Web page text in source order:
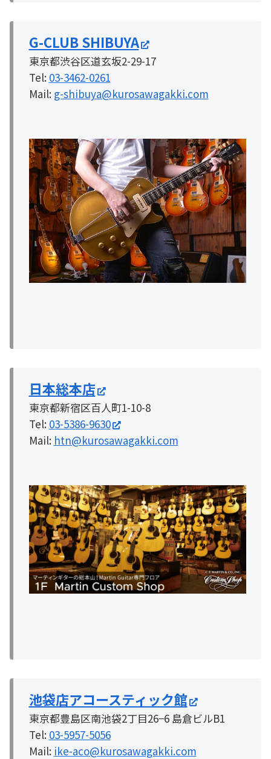
G-CLUB SHIBUYA
東京都渋谷区道玄坂2-29-17
Tel: 03-3462-0261
Mail: g-shibuya@kurosawagakki.com
日本総本店
東京都新宿区百人町1-10-8
Tel: 03-5386-9630
Mail: htn@kurosawagakki.com
池袋店アコースティック館
東京都豊島区南池袋2丁目26−6 島倉ビルB1
Tel: 03-5957-5056
Mail: ike-aco@kurosawagakki.com